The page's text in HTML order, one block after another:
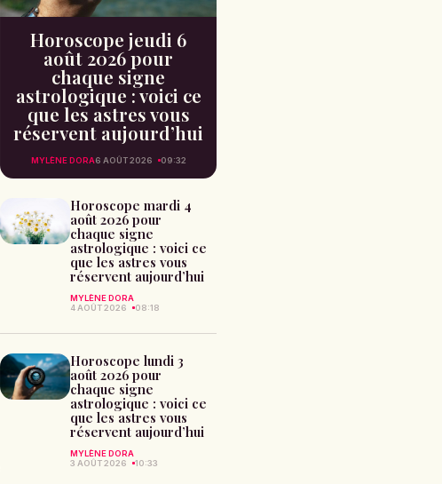
Horoscope jeudi 6
août 2026 pour
chaque signe
astrologique : voici ce
que les astres vous
réservent aujourd’hui
MYLÈNE DORA6 AOÛT 2026 09:32
Horoscope mardi 4
août 2026 pour
chaque signe
astrologique : voici ce
que les astres vous
réservent aujourd’hui
MYLÈNE DORA
4 AOÛT 2026
08:18
Horoscope lundi 3
août 2026 pour
chaque signe
astrologique : voici ce
que les astres vous
réservent aujourd’hui
MYLÈNE DORA
3 AOÛT 2026
10:33